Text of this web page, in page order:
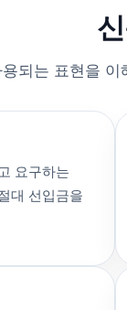
되는 표현을
요구하는
대 선입금을